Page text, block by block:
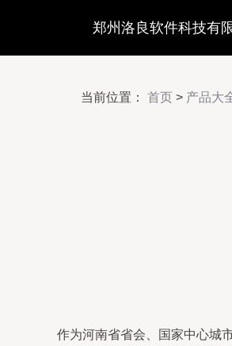
郑州洛良软件科技有
当前位置： 首页 > 产品大
作为河南省省会、国家中心城